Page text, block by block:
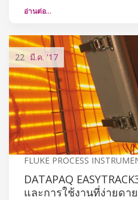
อ่านต่อ…
22 มี.ค. '17
FLUKE PROCESS
DATAPAQ
และการใช้งานที่ง่ายดาย